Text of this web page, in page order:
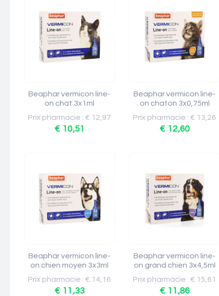
Beaphar vermicon line-
on chat 3x1ml
Prix pharmacie : € 12,97
€ 10,51
Beaphar vermicon line-
on chaton 3x0,75ml
Prix pharmacie : € 13,26
€ 12,60
Beaphar vermicon line-
on chien moyen 3x3ml
Prix pharmacie : € 14,16
€ 11,33
Beaphar vermicon line-
on grand chien 3x4,5ml
Prix pharmacie : € 15,61
€ 11,86